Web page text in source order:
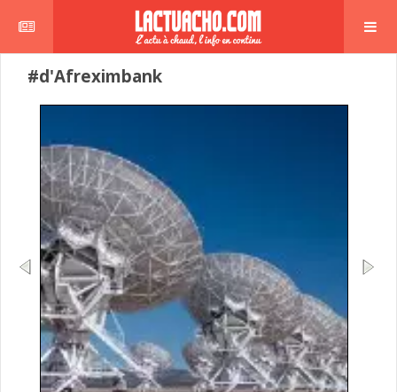
#d'Afreximbank